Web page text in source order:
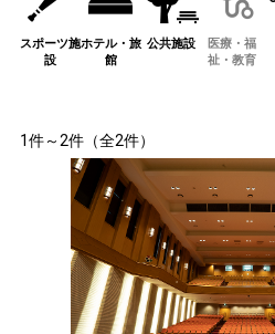
スポーツ施
設
ホテル・旅
館
公共施設
医療・福
祉・教育
1件～2件（全2件）